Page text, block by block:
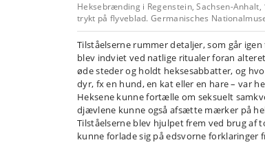
Heksebrænding i Regenstein, Sachsen-
trykt på flyveblad. Germanisches
Tilståelserne rummer detaljer, som går
blev indviet ved natlige ritualer foran
øde steder og holdt heksesabbatter, og
dyr, fx en hund, en kat eller en hare – var
Heksene kunne fortælle om seksuelt
djævlene kunne også afsætte mærker på
Tilståelserne blev hjulpet frem ved brug af
kunne forlade sig på edsvorne forklaringer